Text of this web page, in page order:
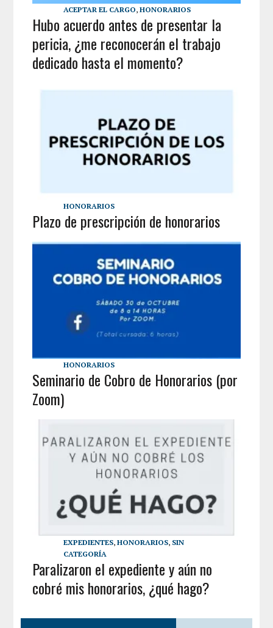
ACEPTAR EL CARGO,HONORARIOS
Hubo acuerdo antes de presentar la
pericia, ¿me reconocerán el trabajo
dedicado hasta el momento?
HONORARIOS
Plazo de prescripción de honorarios
HONORARIOS
Seminario de Cobro de Honorarios (por
Zoom)
EXPEDIENTES,HONORARIOS, SIN
CATEGORÍA
Paralizaron el expediente y aún no
cobré mis honorarios, ¿qué hago?